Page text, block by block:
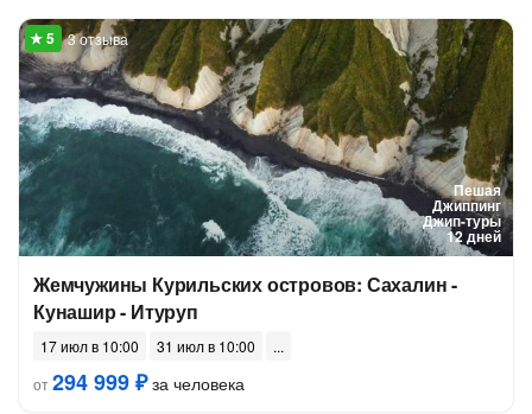
Пешая
Джиппинг
Джип-туры
12 дней
3 отзыва
Жемчужины Курильских островов: Сахалин -
Кунашир - Итуруп
17 июл в 10:00
31 июл в 10:00
от294 999 ₽за человека